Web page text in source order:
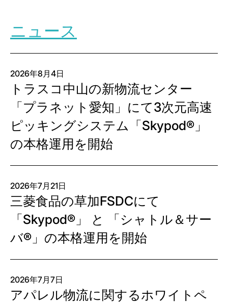
ニュース
2026年8月4日
トラスコ中山の新物流センター
「プラネット愛知」にて3次元高速
ピッキングシステム「Skypod®」
の本格運用を開始
2026年7月21日
三菱食品の草加FSDCにて
「Skypod®」 と 「シャトル＆サー
バ®」の本格運用を開始
2026年7月7日
アパレル物流に関するホワイトペ